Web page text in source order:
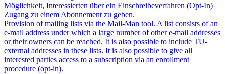
Möglichkeit, Interessierten über ein Einschreibeverfahren (Opt-In)
Zugang zu einem Abonnement zu geben.
Provision of mailing lists via the Mail-Man tool. A list consists of an
e-mail address under which a large number of other e-mail addresses
or their owners can be reached. It is also possible to include TU-
external addresses in these lists. It is also possible to give all
interested parties access to a subscription via an enrollment
procedure (opt-in).